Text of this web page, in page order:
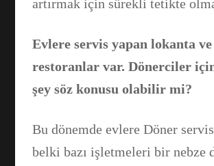
artırmak için sürekli tetikte
Evlere servis yapan lokanta ve
restoranlar var. Dönerciler
şey söz konusu olabilir mi?
Bu dönemde evlere Döner
belki bazı işletmeleri bir nebze